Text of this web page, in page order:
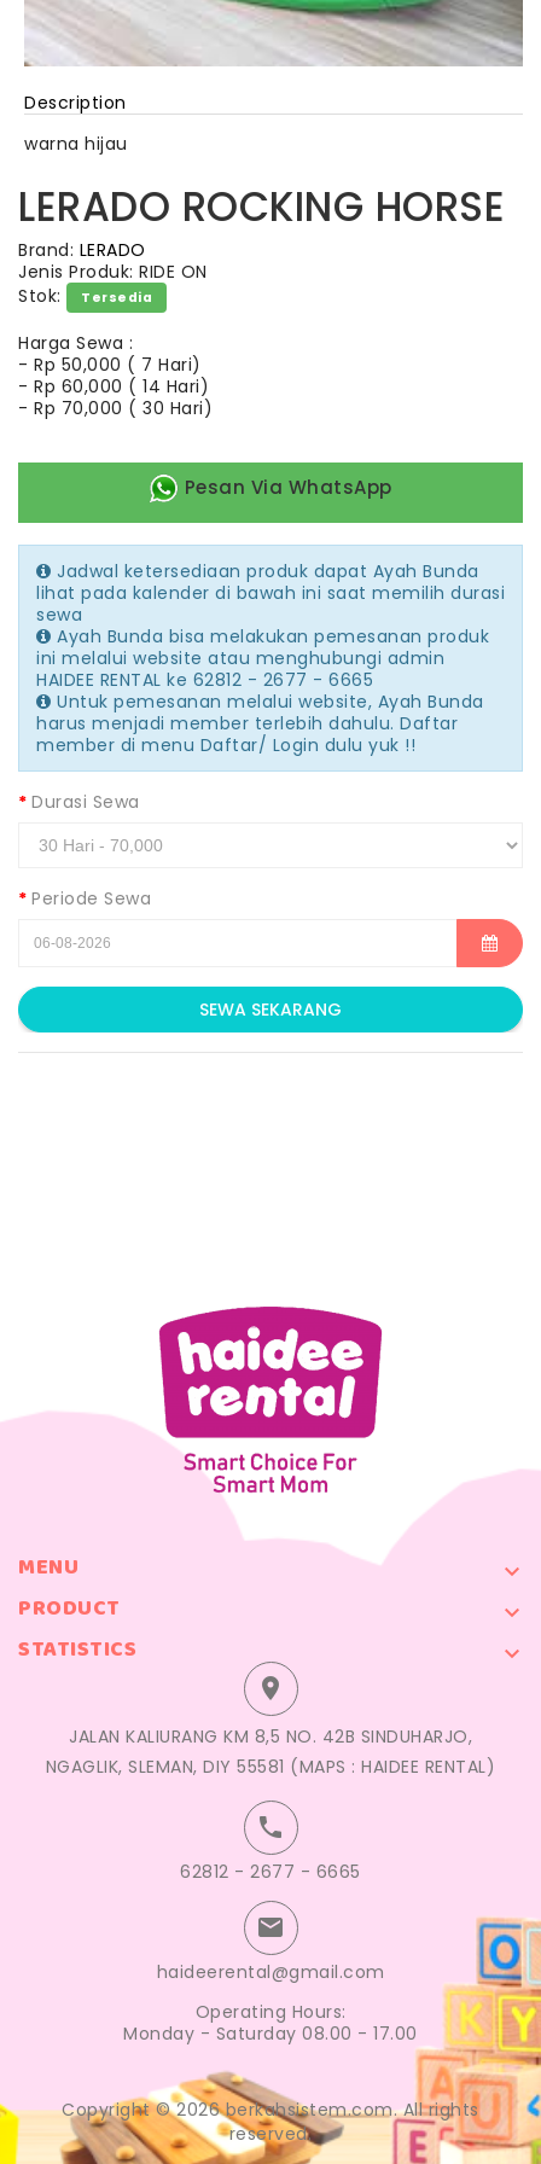
Description
warna hijau
LERADO ROCKING HORSE
Brand: LERADO
Jenis Produk: RIDE ON
Stok:
Tersedia
Harga Sewa :
- Rp 50,000 ( 7 Hari)
- Rp 60,000 ( 14 Hari)
- Rp 70,000 ( 30 Hari)
Pesan Via WhatsApp
Jadwal ketersediaan produk dapat Ayah Bunda
lihat pada kalender di bawah ini saat memilih durasi
sewa
Ayah Bunda bisa melakukan pemesanan produk
ini melalui website atau menghubungi admin
HAIDEE RENTAL ke 62812 - 2677 - 6665
Untuk pemesanan melalui website, Ayah Bunda
harus menjadi member terlebih dahulu. Daftar
member di menu Daftar/ Login dulu yuk !!
Durasi Sewa
Periode Sewa
MENU 
PRODUCT 
STATISTICS


JALAN KALIURANG KM 8,5 NO. 42B SINDUHARJO,
NGAGLIK, SLEMAN, DIY 55581 (MAPS : HAIDEE RENTAL)

62812 - 2677 - 6665

haideerental@gmail.com
Operating Hours:
Monday - Saturday 08.00 - 17.00
Copyright © 2026 berkahsistem.com. All rights
reserved.